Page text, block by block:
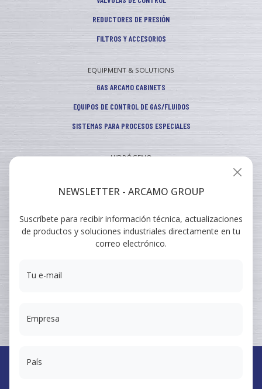
REDUCTORES DE PRESIÓN
FILTROS Y ACCESORIOS
EQUIPMENT & SOLUTIONS
GAS ARCAMO CABINETS
EQUIPOS DE CONTROL DE GAS/FLUIDOS
SISTEMAS PARA PROCESOS ESPECIALES
HIDRÓGENO
VEHICULAR
FORMACIONES
NEWSLETTER - ARCAMO GROUP
Suscríbete para recibir información técnica, actualizaciones
de productos y soluciones industriales directamente en tu
correo electrónico.
Tu e-mail
Empresa
País